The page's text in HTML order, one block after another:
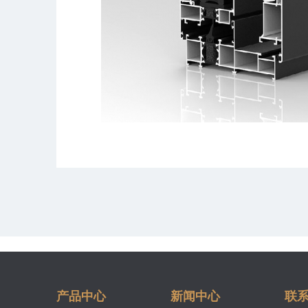
产品中心 新闻中心 联